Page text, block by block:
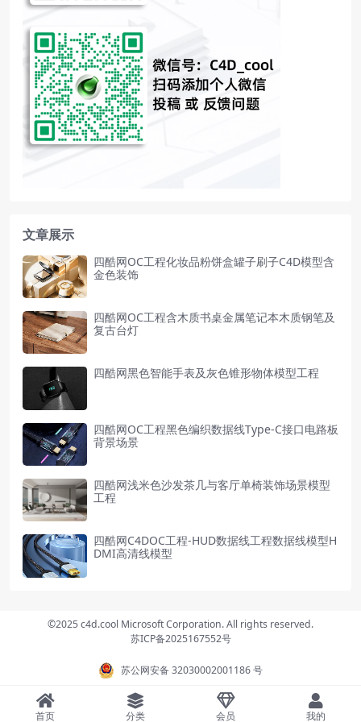
文章展示
四酷网OC工程化妆品粉饼盒罐子刷子C4D模型含
金色装饰
四酷网OC工程含木质书桌金属笔记本木质钢笔及
复古台灯
四酷网黑色智能手表及灰色锥形物体模型工程
四酷网OC工程黑色编织数据线Type-C接口电路板
背景场景
四酷网浅米色沙发茶几与客厅单椅装饰场景模型
工程
四酷网C4DOC工程-HUD数据线工程数据线模型H
DMI高清线模型
©2025 c4d.cool Microsoft Corporation. All rights reserved.
苏ICP备2025167552号
苏公网安备 32030002001186 号
首页 分类 会员 我的